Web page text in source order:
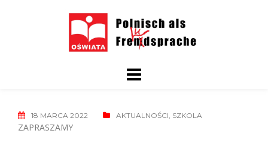
18 MARCA 2022 AKTUALNOŚCI, SZKOLA
ZAPRASZAMY